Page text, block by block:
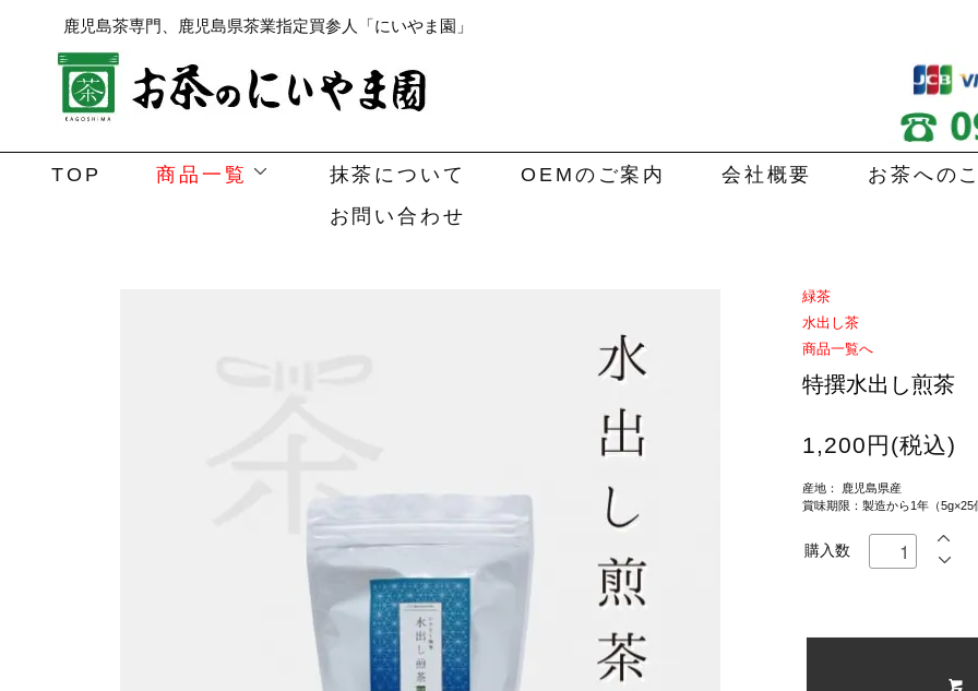
鹿児島茶専門、鹿児島県茶業指定買参人「にいやま園」
TOP 商品一覧 抹茶について OEMのご案内 会社概要 お茶への
お問い合わせ
緑茶
水出し茶
商品一覧へ
特撰水出し煎茶
1,200円(税込)
産地： 鹿児島県産
賞味期限：製造から1年（5g×25
購入数